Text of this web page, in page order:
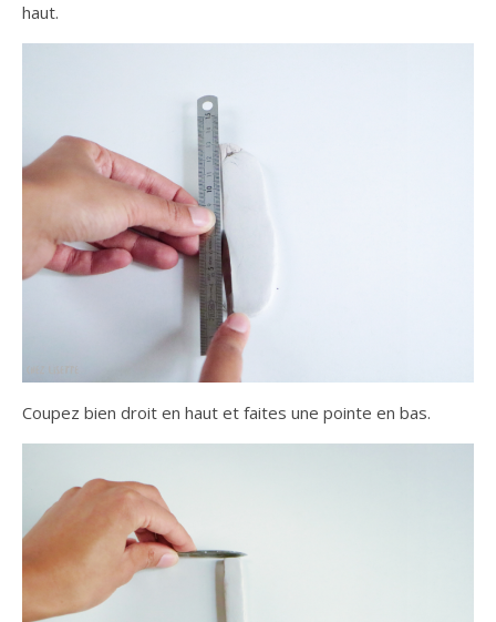
haut.
Coupez bien droit en haut et faites une pointe en bas.